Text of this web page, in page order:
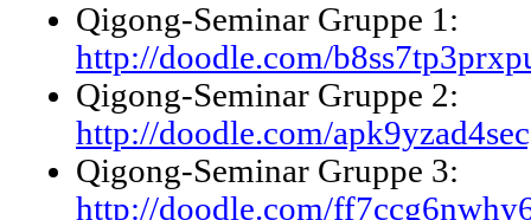
Qigong-Seminar Gruppe 1:
http://doodle.com/
Qigong-Seminar Gruppe 2:
http://doodle.com/
Qigong-Seminar Gruppe 3:
http://doodle.com/